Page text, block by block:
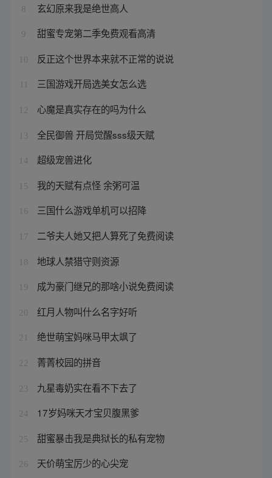
8 玄幻原来我是绝世高人
9 甜蜜专宠第二季免费观看高清
10 反正这个世界本来就不正常的说说
三国游戏开局选美女怎么选
12 心魔是真实存在的吗为什么
13 全民御兽 开局觉醒sss级天赋
14 超级宠兽进化
15 我的天赋有点怪 余粥可温
16 三国什么游戏单机可以招降
17 二爷夫人她又把人算死了免费阅读
18 地球人禁猎守则资源
19 成为豪门继兄的那啥小说免费阅读
20 红月人物叫什么名字好听
21 绝世萌宝妈咪马甲太飒了
22 菁菁校园的拼音
23 九星毒奶实在看不下去了
24 17岁妈咪天才宝贝腹黑爹
25 甜蜜暴击我是典狱长的私有宠物
26 天价萌宝厉少的心尖宠